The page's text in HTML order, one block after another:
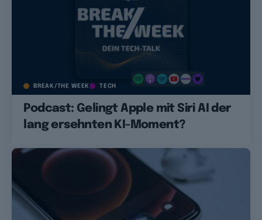
BREAK/THE WEEK TECH
Podcast: Gelingt Apple mit Siri AI der
lang ersehnten KI-Moment?